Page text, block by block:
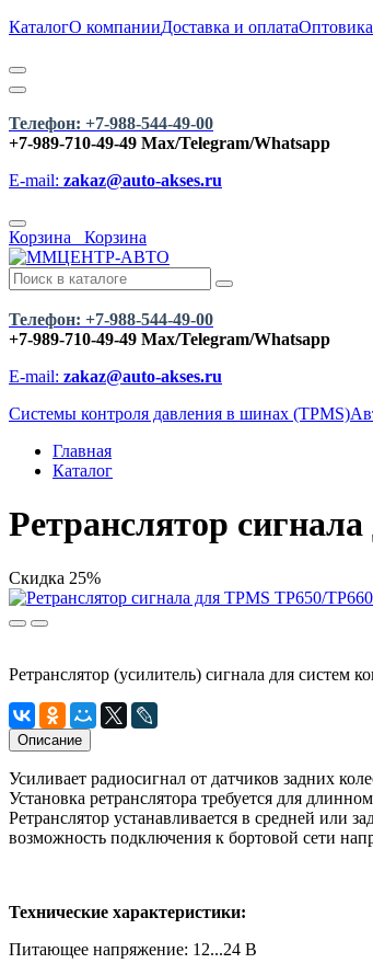
КаталогО компанииДоставка и оплата
Телефон: +7-988-544-49-00
+7-989-710-49-49 Max/Telegram/Whatsapp
E-mail: zakaz@auto-akses.ru
Корзина Корзина
Телефон: +7-988-544-49-00
+7-989-710-49-49 Max/Telegram/Whatsapp
E-mail: zakaz@auto-akses.ru
Системы контроля давления в шинах (TPMS)
Главная
Каталог
Ретранслятор
Скидка 25%
Ретранслятор (усилитель) сигнала для систем
Описание
Усиливает радиосигнал от датчиков задних
Установка ретранслятора требуется для
Ретранслятор устанавливается в средней или
возможность подключения к бортовой сети
Технические характеристики:
Питающее напряжение: 12...24 В